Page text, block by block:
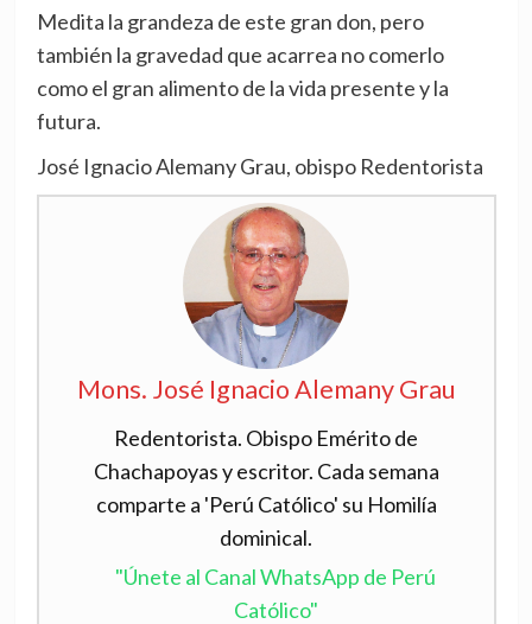
Medita la grandeza de este gran don, pero
también la gravedad que acarrea no comerlo
como el gran alimento de la vida presente y la
futura.
José Ignacio Alemany Grau, obispo Redentorista
Mons. José Ignacio Alemany Grau
Redentorista. Obispo Emérito de
Chachapoyas y escritor. Cada semana
comparte a 'Perú Católico' su Homilía
dominical.
"Únete al Canal WhatsApp de Perú
Católico"